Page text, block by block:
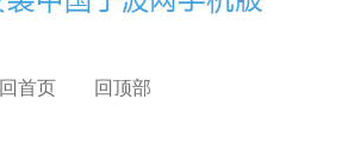
回首页 回顶部